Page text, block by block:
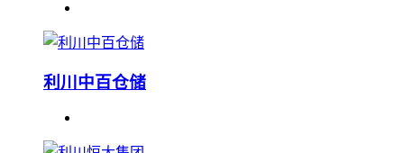
利川中百仓储